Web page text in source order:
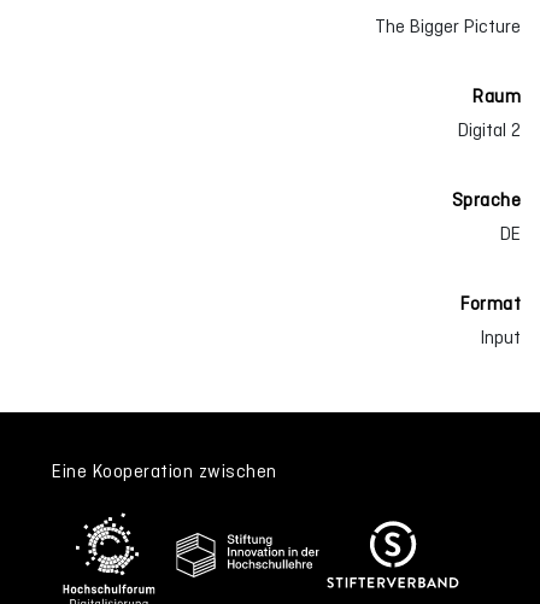
The Bigger Picture
Raum
Digital 2
Sprache
DE
Format
Input
Eine Kooperation zwischen